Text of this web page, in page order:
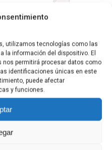
utilizamos tecnologías como las
la información del dispositivo. El
permitirá procesar datos como
identificaciones únicas en este
puede afectar
y funciones.
Super dégraissant